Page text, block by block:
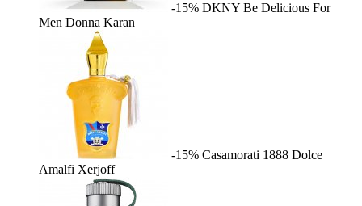
-15% DKNY Be Delicious For
Men Donna Karan
-15% Casamorati 1888 Dolce
Amalfi Xerjoff